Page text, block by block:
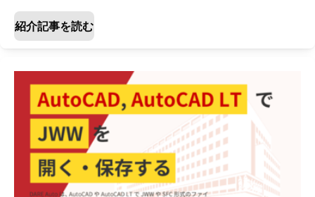
紹介記事を読む